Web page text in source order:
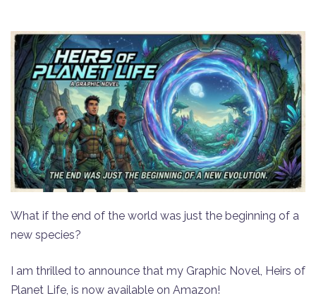
​What if the end of the world was just the beginning of a
new species?
​I am thrilled to announce that my Graphic Novel, Heirs of
Planet Life, is now available on Amazon!